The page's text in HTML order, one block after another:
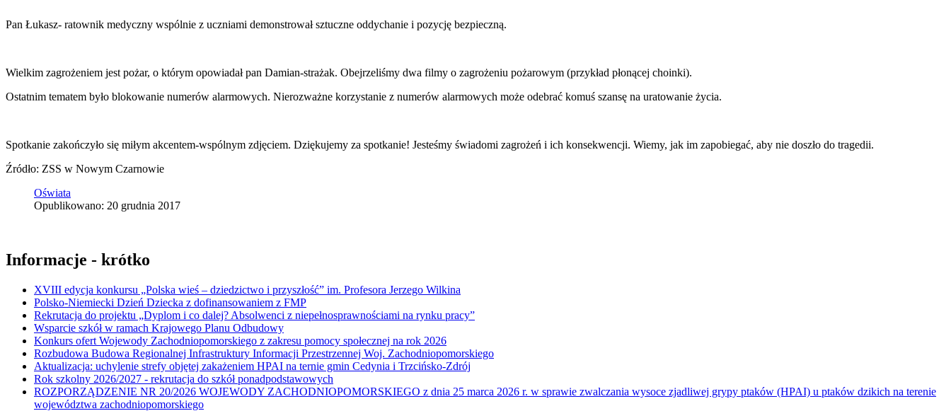
Pan Łukasz- ratownik medyczny wspólnie z uczniami demonstrował sztuczne oddychanie i pozycję bezpieczną.
Wielkim zagrożeniem jest pożar, o którym opowiadał pan Damian-strażak. Obejrzeliśmy dwa filmy o zagrożeniu pożarowym (przykład płonącej choinki).
Ostatnim tematem było blokowanie numerów alarmowych. Nierozważne korzystanie z numerów alarmowych może odebrać komuś szansę na uratowanie życia.
Spotkanie zakończyło się miłym akcentem-wspólnym zdjęciem. Dziękujemy za spotkanie! Jesteśmy świadomi zagrożeń i ich konsekwencji. Wiemy, jak im zapobiegać, aby nie doszło do tragedii.
Źródło: ZSS w Nowym Czarnowie
Oświata
Opublikowano: 20 grudnia 2017
Informacje - krótko
XVIII edycja konkursu „Polska wieś – dziedzictwo i przyszłość” im. Profesora Jerzego Wilkina
Polsko-Niemiecki Dzień Dziecka z dofinansowaniem z FMP
Rekrutacja do projektu „Dyplom i co dalej? Absolwenci z niepełnosprawnościami na rynku pracy”
Wsparcie szkół w ramach Krajowego Planu Odbudowy
Konkurs ofert Wojewody Zachodniopomorskiego z zakresu pomocy społecznej na rok 2026
Rozbudowa Budowa Regionalnej Infrastruktury Informacji Przestrzennej Woj. Zachodniopomorskiego
Aktualizacja: uchylenie strefy objętej zakażeniem HPAI na ternie gmin Cedynia i Trzcińsko-Zdrój
Rok szkolny 2026/2027 - rekrutacja do szkół ponadpodstawowych
ROZPORZĄDZENIE NR 20/2026 WOJEWODY ZACHODNIOPOMORSKIEGO z dnia 25 marca 2026 r. w sprawie zwalczania wysoce zjadliwej grypy ptaków (HPAI) u ptaków dzikich na terenie
województwa zachodniopomorskiego